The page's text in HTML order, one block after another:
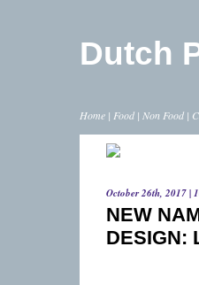
Dutch
Home | Food | Non Food |
October 26th, 2017 |
NEW
DESIGN: